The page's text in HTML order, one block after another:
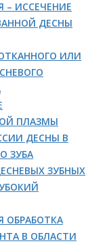
– ИССЕЧЕНИЕ
ДЕСНЫ
ИЛИ
ПЛАЗМЫ
ДЕСНЫ В
ЗУБА
ЗУБНЫХ
ОБРАБОТКА
В ОБЛАСТИ